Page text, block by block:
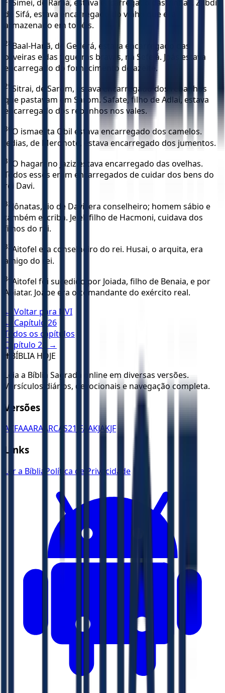
Simei, de Ramá, estava encarregado das vinhas. Zabdi,
de Sifá, estava encarregado do vinho que era
armazenado em tonéis.
28 Baal-Hanã, de Gederá, estava encarregado das
oliveiras e das figueiras bravas, na Sefelá. Joás estava
encarregado do fornecimento de azeite.
29 Sitrai, de Sarom, estava encarregado dos rebanhos
que pastavam em Sarom. Safate, filho de Adlai, estava
encarregado dos rebanhos nos vales.
30 O ismaelita Obil estava encarregado dos camelos.
Jedias, de Meronote, estava encarregado dos jumentos.
31
O hagareno Jaziz estava encarregado das ovelhas.
Todos esses eram encarregados de cuidar dos bens do
rei Davi.
32 Jônatas, tio de Davi, era conselheiro; homem sábio e
também escriba. Jeiel, filho de Hacmoni, cuidava dos
filhos do rei.
33 Aitofel era conselheiro do rei. Husai, o arquita, era
amigo do rei.
34 Aitofel foi sucedido por Joiada, filho de Benaia, e por
Abiatar. Joabe era o comandante do exército real.
← Voltar para NVI
← Capítulo 26
Todos os capítulos
Capítulo 28
→
✝️ BÍBLIA HOJE
Leia a Bíblia Sagrada online em diversas versões.
Versículos diários, devocionais e navegação completa.
Versões
ACFAAARA ARCAS21 JFAAKJAKJF
Links
Ler a Bíblia Política de Privacidade